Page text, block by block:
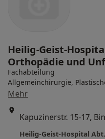
Heilig-Geist-
Orthopädie und
Fachabteilung
Allgemeinchirurgie,
Mehr